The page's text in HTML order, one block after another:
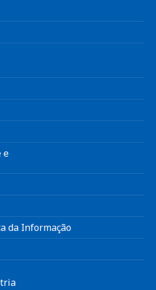
e
da Informação